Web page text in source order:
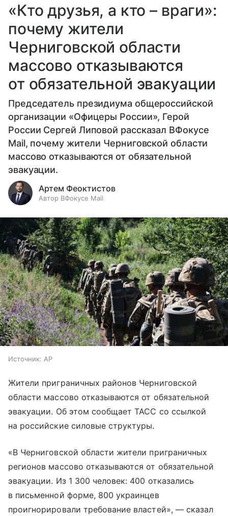
«Кто друзья, а кто – враги»:
почему жители
Черниговской области
массово отказываются
от обязательной эвакуации
Председатель президиума общероссийской
организации «Офицеры России», Герой
России Сергей Липовой рассказал ВФокусе
Mail, почему жители Черниговской области
массово отказываются от обязательной
эвакуации.
Артем Феоктистов
Автор ВФокусе Mail
Источник: AP
Жители приграничных районов Черниговской
области массово отказываются от обязательной
эвакуации. Об этом сообщает ТАСС со ссылкой
на российские силовые структуры.
«В Черниговской области жители приграничных
регионов массово отказываются от обязательной
эвакуации. Из 1 300 человек: 400 отказались
в письменной форме, 800 украинцев
проигнорировали требование властей», — сказал